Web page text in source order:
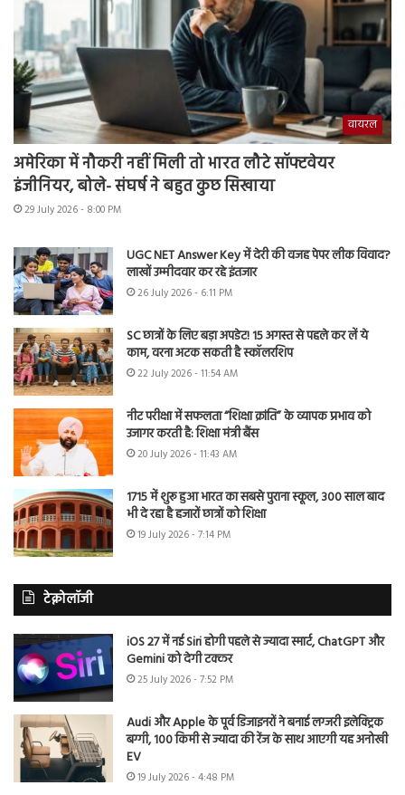
वायरल
अमेरिका में नौकरी नहीं मिली तो भारत लौटे सॉफ्टवेयर
इंजीनियर, बोले- संघर्ष ने बहुत कुछ सिखाया
29 July 2026 - 8:00 PM
UGC NET Answer Key में देरी की वजह पेपर लीक विवाद?
लाखों उम्मीदवार कर रहे इंतजार
26 July 2026 - 6:11 PM
SC छात्रों के लिए बड़ा अपडेट! 15 अगस्त से पहले कर लें ये
काम, वरना अटक सकती है स्कॉलरशिप
22 July 2026 - 11:54 AM
नीट परीक्षा में सफलता “शिक्षा क्रांति” के व्यापक प्रभाव को
उजागर करती है: शिक्षा मंत्री बैंस
20 July 2026 - 11:43 AM
1715 में शुरू हुआ भारत का सबसे पुराना स्कूल, 300 साल बाद
भी दे रहा है हजारों छात्रों को शिक्षा
19 July 2026 - 7:14 PM
टेक्नोलॉजी
iOS 27 में नई Siri होगी पहले से ज्यादा स्मार्ट, ChatGPT और
Gemini को देगी टक्कर
25 July 2026 - 7:52 PM
Audi और Apple के पूर्व डिजाइनरों ने बनाई लग्जरी इलेक्ट्रिक
बग्गी, 100 किमी से ज्यादा की रेंज के साथ आएगी यह अनोखी
EV
19 July 2026 - 4:48 PM